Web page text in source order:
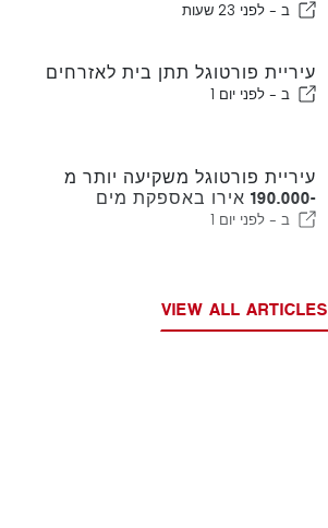
ב - לפני 23 שעות
עיריית פורטוגל תתן בית לאזרחים
ב - לפני יום 1
עיריית פורטוגל משקיעה יותר מ
-190.000 אירו באספקת מים
ב - לפני יום 1
VIEW ALL ARTICLES